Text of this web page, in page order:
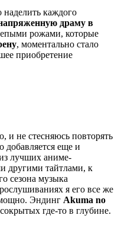
каждого
драму в
рожами, которые
, моментально стало
приобретение
и не стесняюсь повторять
добавляется еще и
лучших аниме-
другими тайтлами, к
сезона музыка
я его все же
мощно. Эндинг Akuma no
где-то в глубине.